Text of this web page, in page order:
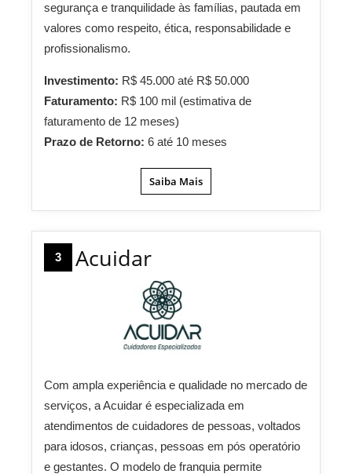
segurança e tranquilidade às famílias, pautada em
valores como respeito, ética, responsabilidade e
profissionalismo.
Investimento: R$ 45.000 até R$ 50.000
Faturamento: R$ 100 mil (estimativa de
faturamento de 12 meses)
Prazo de Retorno: 6 até 10 meses
Saiba Mais
3 Acuidar
Com ampla experiência e qualidade no mercado de
serviços, a Acuidar é especializada em
atendimentos de cuidadores de pessoas, voltados
para idosos, crianças, pessoas em pós operatório
e gestantes. O modelo de franquia permite